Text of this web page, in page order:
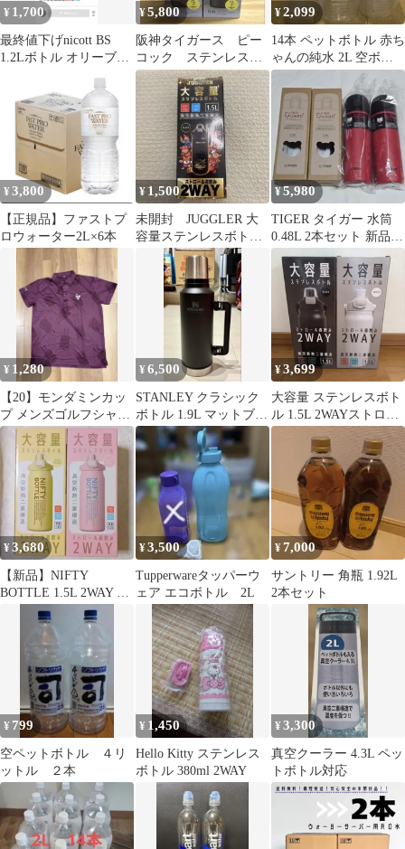
¥ 1,700
最終値下げnicott BS
1.2Lボトル オリーブグ
¥5,800
阪神タイガース ピー
コック ステンレスボ
トル 0.6L 2個セッ
ト ストレート
¥2,099
14本 ペットボトル 赤ち
ゃんの純水 2L 空ボト
ル 中身なし
¥ 3,800
【正規品】ファストプ
ロウォーター2L×6本
¥ 1,500
未開封 JUGGLER 大
容量ステンレスボトル
1.5L 2WAY
¥5,980
TIGER タイガー 水筒
0.48L 2本セット 新品
レッド 赤
¥ 1,280
【20】モンダミンカッ
プ メンズゴルフシャツ
2Lサイズ
¥6,500
STANLEY クラシック
ボトル 1.9L マットブラ
ック
¥3,699
大容量 ステンレスボト
ル 1.5L 2WAYストロー
直飲み
¥3,680
【新品】NIFTY
BOTTLE 1.5L 2WAY ス
テンレスボトル 2個
¥3,500
Tupperwareタッパーウ
ェア エコボトル 2L
¥7,000
サントリー 角瓶 1.92L
2本セット
¥ 799
空ペットボトル ４リ
ットル ２本
¥ 1,450
Hello Kitty ステンレス
ボトル 380ml 2WAY
¥3,300
真空クーラー 4.3L ペッ
トボトル対応